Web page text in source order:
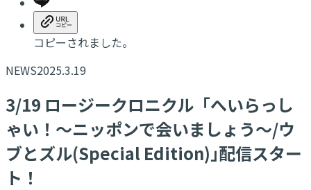
コピーされました。
NEWS2025.3.19
3/19 ロージークロニクル「へいらっし
ゃい！～ニッポンで会いましょう～/ウ
ブとズル(Special Edition)｣配信スター
ト！